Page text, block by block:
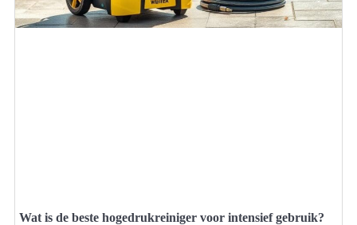
Wat is de beste hogedrukreiniger voor intensief gebruik?